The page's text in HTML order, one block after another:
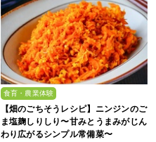
食育・農業体験
【畑のごちそうレシピ】ニンジンのご
ま塩麹しりしり〜甘みとうまみがじん
わり広がるシンプル常備菜〜